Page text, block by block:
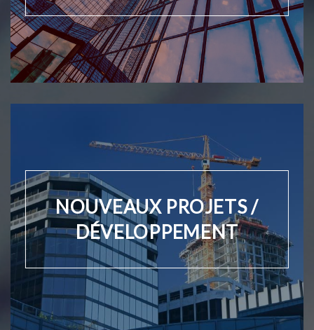
NOUVEAUX PROJETS /
DÉVELOPPEMENT